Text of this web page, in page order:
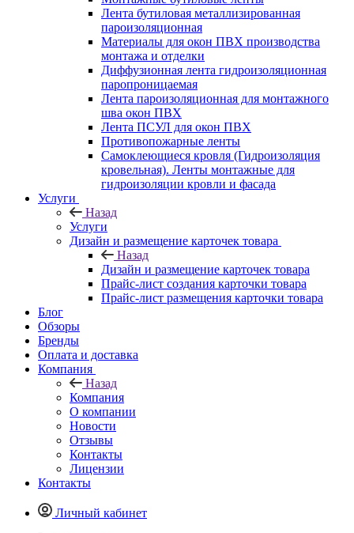
Лента бутиловая металлизированная
пароизоляционная
Материалы для окон ПВХ производства
монтажа и отделки
Диффузионная лента гидроизоляционная
паропроницаемая
Лента пароизоляционная для монтажного
шва окон ПВХ
Лента ПСУЛ для окон ПВХ
Противопожарные ленты
Самоклеющиеся кровля (Гидроизоляция
кровельная). Ленты монтажные для
гидроизоляции кровли и фасада
Услуги
Назад
Услуги
Дизайн и размещение карточек товара
Назад
Дизайн и размещение карточек товара
Прайс-лист создания карточки товара
Прайс-лист размещения карточки товара
Блог
Обзоры
Бренды
Оплата и доставка
Компания
Назад
Компания
О компании
Новости
Отзывы
Контакты
Лицензии
Контакты
Личный кабинет